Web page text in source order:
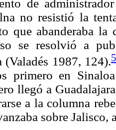
de
no resistió la
que abanderaba
se resolvió a
(Valadés 1987, 124).5
primero en
llegó a
a la columna
sobre